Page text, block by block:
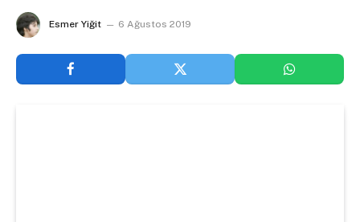
Esmer Yiğit 6 Ağustos 2019